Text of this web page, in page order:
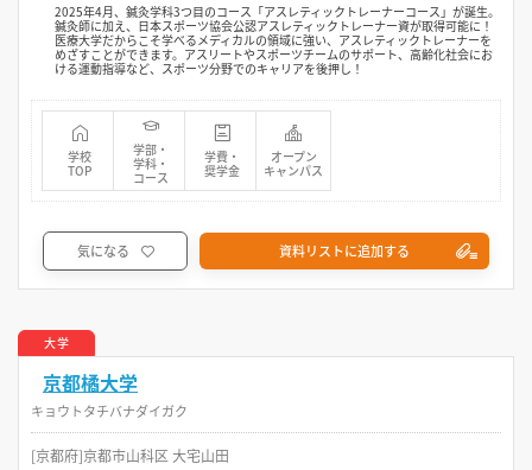
2025年4月、鍼灸学科3つ目のコース「アスレティックトレーナーコース」が誕生。
鍼灸師に加え、日本スポーツ協会公認アスレティックトレーナー資が取得可能に！
医療大学だからこそ学べるメディカルの領域に強い、アスレティックトレーナーを
めざすことができます。アスリートやスポーツチームのサポート、高齢化社会にお
ける運動指導など、スポーツ分野でのキャリアを後押し！
学校
TOP
学部・
学科・
コース
学費・
奨学金
オープン
キャンパス
気になる 資料リストに追加する
大学
京都橘大学
キョウトタチバナダイガク
[京都府]京都市山科区 大宅山田